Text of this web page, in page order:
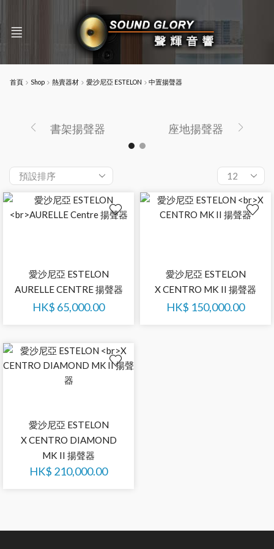
首頁 Shop 熱賣器材 愛沙尼亞 ESTELON 中置揚聲器
書架揚聲器 座地揚聲器
愛沙尼亞 ESTELON
AURELLE CENTRE 揚聲器
HK$ 65,000.00
愛沙尼亞 ESTELON
X CENTRO MK II 揚聲器
HK$ 150,000.00
愛沙尼亞 ESTELON
X CENTRO DIAMOND
MK II 揚聲器
HK$ 210,000.00